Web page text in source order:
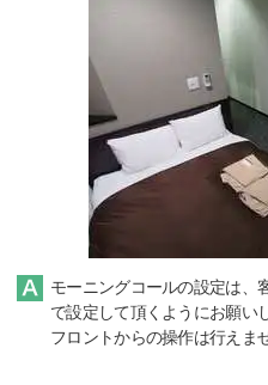
モーニングコールの設定は、
で設定して頂くようにお願い
フロントからの操作は行えま